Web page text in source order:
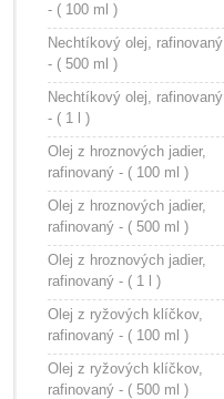
- ( 100 ml )
Nechtíkový olej, rafinovaný
- ( 500 ml )
Nechtíkový olej, rafinovaný
- ( 1 l )
Olej z hroznových jadier,
rafinovaný - ( 100 ml )
Olej z hroznových jadier,
rafinovaný - ( 500 ml )
Olej z hroznových jadier,
rafinovaný - ( 1 l )
Olej z ryžových klíčkov,
rafinovaný - ( 100 ml )
Olej z ryžových klíčkov,
rafinovaný - ( 500 ml )